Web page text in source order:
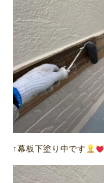
↑幕板下塗り中です